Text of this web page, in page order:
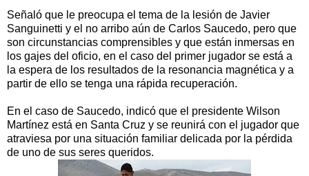
Señaló que le preocupa el tema de la lesión de Javier
Sanguinetti y el no arribo aún de Carlos Saucedo, pero que
son circunstancias comprensibles y que están inmersas en
los gajes del oficio, en el caso del primer jugador se está a
la espera de los resultados de la resonancia magnética y a
partir de ello se tenga una rápida recuperación.
En el caso de Saucedo, indicó que el presidente Wilson
Martínez está en Santa Cruz y se reunirá con el jugador que
atraviesa por una situación familiar delicada por la pérdida
de uno de sus seres queridos.